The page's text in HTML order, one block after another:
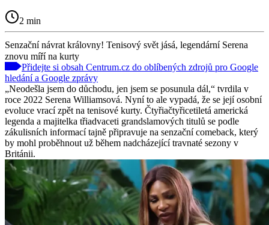
2 min
Senzační návrat královny! Tenisový svět jásá, legendární Serena
znovu míří na kurty
Přidejte si obsah Centrum.cz do oblíbených zdrojů pro Google
hledání a Google zprávy
„Neodešla jsem do důchodu, jen jsem se posunula dál,“ tvrdila v
roce 2022 Serena Williamsová. Nyní to ale vypadá, že se její osobní
evoluce vrací zpět na tenisové kurty. Čtyřiačtyřicetiletá americká
legenda a majitelka třiadvaceti grandslamových titulů se podle
zákulisních informací tajně připravuje na senzační comeback, který
by mohl proběhnout už během nadcházející travnaté sezony v
Británii.